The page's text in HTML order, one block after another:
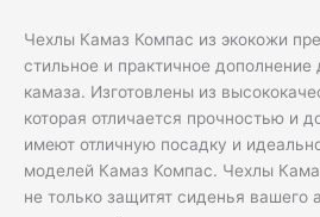
Чехлы Камаз Компас из экокожи
стильное и практичное
камаза. Изготовлены из
которая отличается прочностью и
имеют отличную посадку и
моделей Камаз Компас. Чехлы
не только защитят сиденья вашего